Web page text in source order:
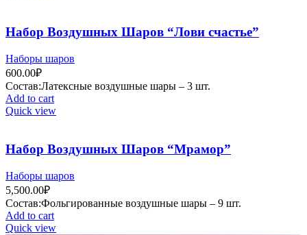
Набор Воздушных Шаров “Лови счастье”
Наборы шаров
600.00₽
Состав:Латексные воздушные шары – 3 шт.
Add to cart
Quick view
Набор Воздушных Шаров “Мрамор”
Наборы шаров
5,500.00₽
Состав:Фольгированные воздушные шары – 9 шт.
Add to cart
Quick view